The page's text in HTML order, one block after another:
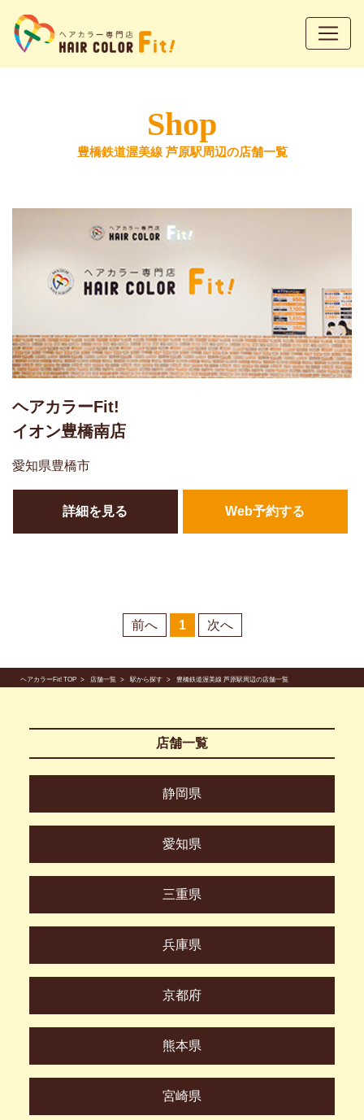
Shop
豊橋鉄道渥美線 芦原駅周辺の店舗一覧
ヘアカラーFit!
イオン豊橋南店
愛知県豊橋市
詳細を見る Web予約する
前へ 1 次へ
ヘアカラーFit! TOP 店舗一覧 駅から探す 豊橋鉄道渥美線 芦原駅周辺の店舗一覧
店舗一覧
静岡県
愛知県
三重県
兵庫県
京都府
熊本県
宮崎県